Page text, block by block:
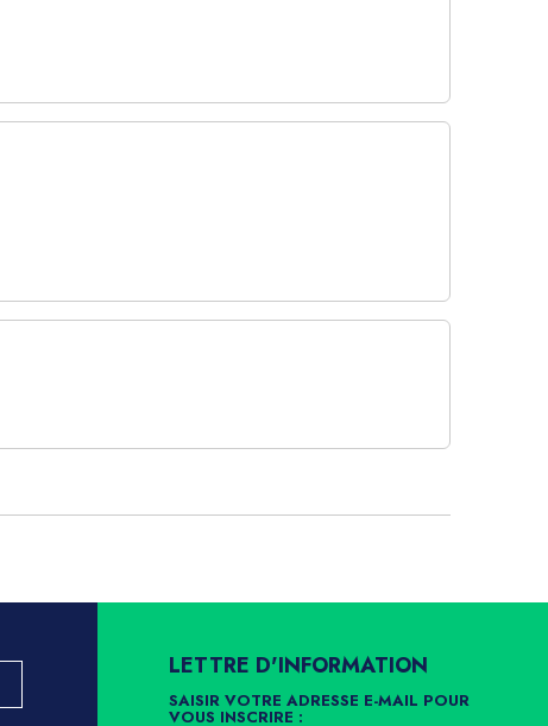
LETTRE D'INFORMATION
SAISIR VOTRE ADRESSE E-MAIL POUR
VOUS INSCRIRE :